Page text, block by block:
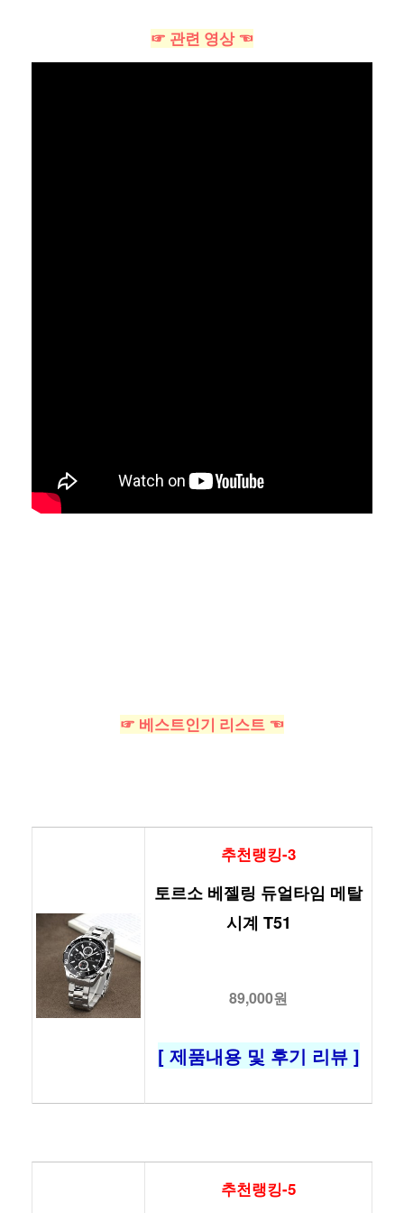
☞ 관련 영상 ☜
☞ 베스트인기 리스트 ☜
추천랭킹-3
토르소 베젤링 듀얼타임 메탈
시계 T51
89,000원
[ 제품내용 및 후기 리뷰 ]
추천랭킹-5